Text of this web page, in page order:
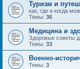
Туризм и
как, где и когда
Темы: 36
Медицина и
Здоровые советы
Темы: 33
Военно-
Темы: 3